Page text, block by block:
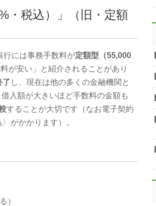
・税込）」（旧・定額
行には事務手数料が定額型（55,000
が安い」と紹介されることがあり
了 し、現在は他の多くの金融機関と
入額が大きいほど手数料の金額も
することが大切です（なお電子契約
がかかります）。
）